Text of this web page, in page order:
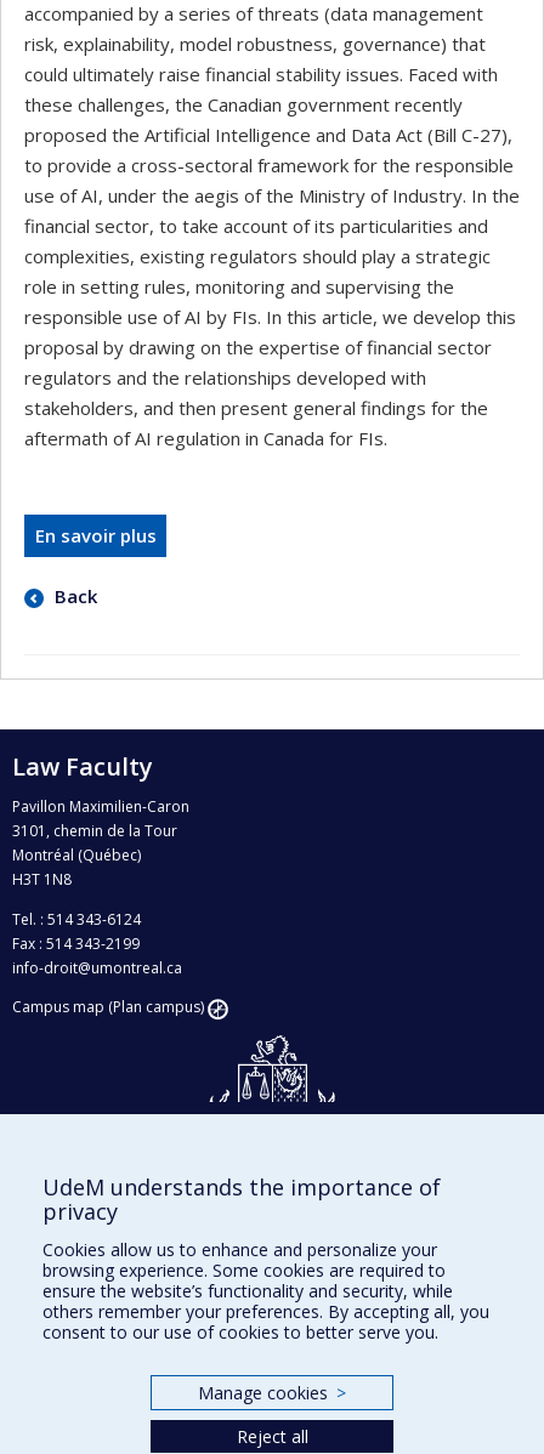
accompanied by a series of threats (data management
risk, explainability, model robustness, governance) that
could ultimately raise financial stability issues. Faced with
these challenges, the Canadian government recently
proposed the Artificial Intelligence and Data Act (Bill C-27),
to provide a cross-sectoral framework for the responsible
use of AI, under the aegis of the Ministry of Industry. In the
financial sector, to take account of its particularities and
complexities, existing regulators should play a strategic
role in setting rules, monitoring and supervising the
responsible use of AI by FIs. In this article, we develop this
proposal by drawing on the expertise of financial sector
regulators and the relationships developed with
stakeholders, and then present general findings for the
aftermath of AI regulation in Canada for FIs.
En savoir plus
Back
Law Faculty
Pavillon Maximilien-Caron
3101, chemin de la Tour
Montréal (Québec)
H3T 1N8
Tel. : 514 343-6124
Fax : 514 343-2199
info-droit@umontreal.ca
Campus map (Plan campus)
Givings and philanthropy
Facebook|Twitter
LinkedIn|Instagram
UdeM understands the importance of
privacy
Cookies allow us to enhance and personalize your
browsing experience. Some cookies are required to
ensure the website’s functionality and security, while
others remember your preferences. By accepting all, you
consent to our use of cookies to better serve you.
Manage cookies >
Reject all